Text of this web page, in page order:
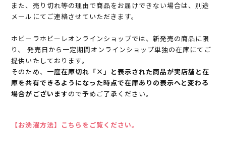
また、売り切れ等の理由で商品をお届けできない場合は、別途
メールにてご連絡させていただきます。
ホビーラホビーレオンラインショップでは、新発売の商品に限
り、 発売日から一定期間オンラインショップ単独の在庫にてご
提供いたしております。
そのため、 一度在庫切れ「×」と表示された商品が実店舗と在
庫を共有できるようになった時点で在庫ありの表示へと変わる
場合がございますので予めご了承ください。
【お洗濯方法】こちらをご覧ください。